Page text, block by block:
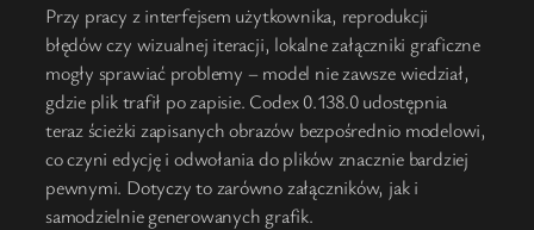
Przy pracy z interfejsem użytkownika, reprodukcji
błędów czy wizualnej iteracji, lokalne załączniki graficzne
mogły sprawiać problemy – model nie zawsze wiedział,
gdzie plik trafił po zapisie. Codex 0.138.0 udostępnia
teraz ścieżki zapisanych obrazów bezpośrednio modelowi,
co czyni edycję i odwołania do plików znacznie bardziej
pewnymi. Dotyczy to zarówno załączników, jak i
samodzielnie generowanych grafik.